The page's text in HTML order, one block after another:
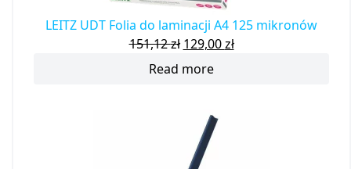
LEITZ UDT Folia do laminacji A4 125 mikronów
151,12zł 129,00zł
Read more